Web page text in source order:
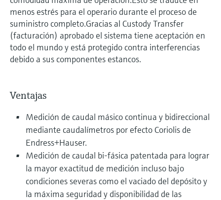
menos estrés para el operario durante el proceso de
suministro completo.Gracias al Custody Transfer
(facturación) aprobado el sistema tiene aceptación en
todo el mundo y está protegido contra interferencias
debido a sus componentes estancos.
Ventajas
Medición de caudal másico continua y bidireccional
mediante caudalímetros por efecto Coriolis de
Endress+Hauser.
Medición de caudal bi-fásica patentada para lograr
la mayor exactitud de medición incluso bajo
condiciones severas como el vaciado del depósito y
la máxima seguridad y disponibilidad de las